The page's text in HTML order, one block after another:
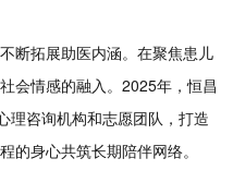
断拓展助医内涵。在聚焦患儿
会情感的融入。2025年，恒昌
理咨询机构和志愿团队，打造
的身心共筑长期陪伴网络。